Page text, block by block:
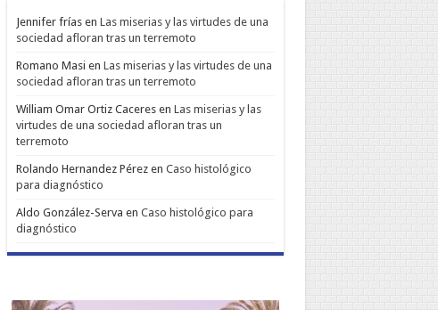
Jennifer fríasen Las miserias y las virtudes de una
sociedad afloran tras un terremoto
Romano Masi en Las miserias y las virtudes de una
sociedad afloran tras un terremoto
William Omar Ortiz Caceresen Las miserias y las
virtudes de una sociedad afloran tras un
terremoto
Rolando Hernandez Pérezen Caso histológico
para diagnóstico
Aldo González-Serva en Caso histológico para
diagnóstico